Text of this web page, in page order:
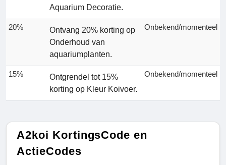
Aquarium Decoratie.
20%
Ontvang 20% korting op
Onderhoud van
aquariumplanten.
Onbekend/momenteel
15%
Ontgrendel tot 15%
korting op Kleur Koivoer.
Onbekend/momenteel
A2koi KortingsCode en
ActieCodes